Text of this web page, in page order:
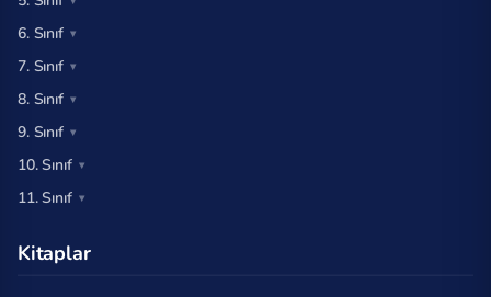
6. Sınıf
7. Sınıf
8. Sınıf
9. Sınıf
10. Sınıf
11. Sınıf
Kitaplar